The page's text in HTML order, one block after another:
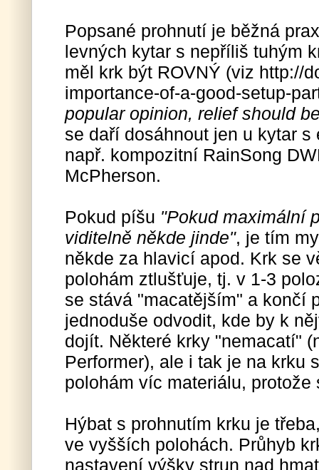
Popsané prohnutí je běžná
levných kytar s nepříliš tuhým
měl krk být ROVNÝ (viz http://
importance-of-a-good-setup-
popular opinion, relief should
se daří dosáhnout jen u kytar s
např. kompozitní RainSong
McPherson.
Pokud píšu "Pokud maximální
viditelně někde jinde", je tím
někde za hlavicí apod. Krk se
polohám ztlušťuje, tj. v 1-3
se stává "macatějším" a končí
jednoduše odvodit, kde by k
dojít. Některé krky "nemacatí"
Performer), ale i tak je na krku
polohám víc materiálu, protože
Hýbat s prohnutím krku je
ve vyšších polohách. Průhyb
nastavení výšky strun nad